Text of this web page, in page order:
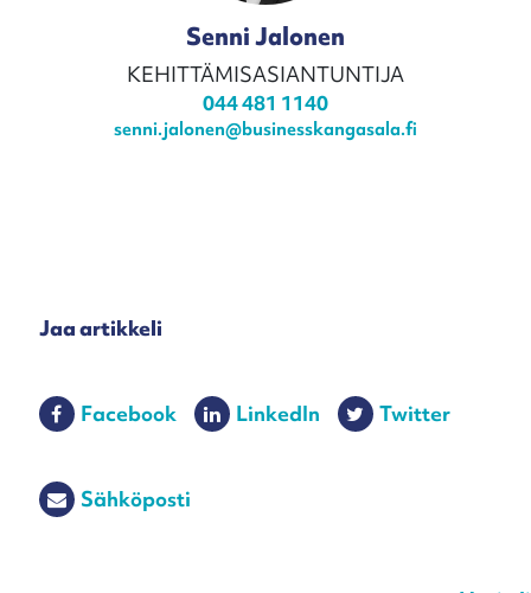
Senni Jalonen
KEHITTÄMISASIANTUNTIJA
044 481 1140
senni.jalonen@businesskangasala.fi
Jaa artikkeli
Facebook LinkedIn Twitter
Sähköposti